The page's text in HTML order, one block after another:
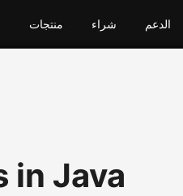
منتجات شراء الدعم
in Java